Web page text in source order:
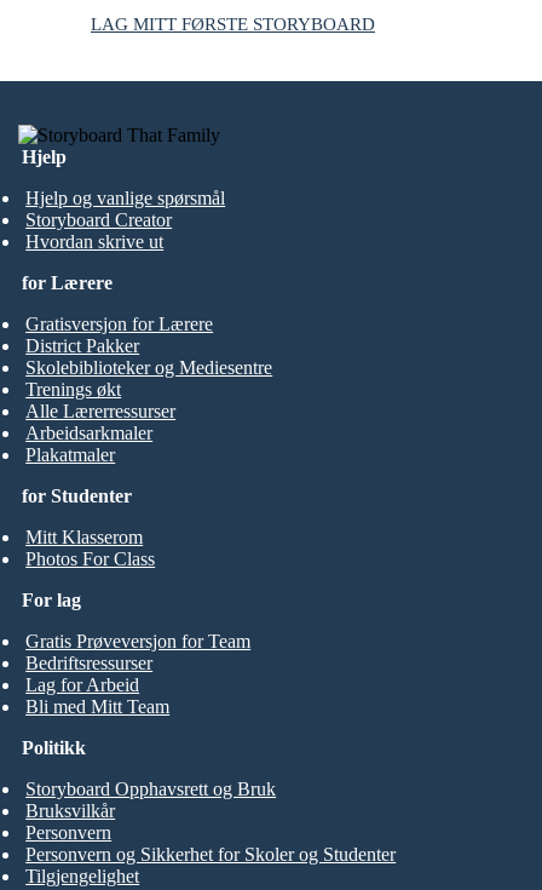
LAG MITT FØRSTE STORYBOARD
Hjelp
Hjelp og vanlige spørsmål
Storyboard Creator
Hvordan skrive ut
for Studenter
Mitt Klasserom
Photos For Class
for Lærere
Gratisversjon for Lærere
District Pakker
Skolebiblioteker og Mediesentre
Trenings økt
Alle Lærerressurser
Arbeidsarkmaler
Plakatmaler
For lag
Gratis Prøveversjon for Team
Bedriftsressurser
Lag for Arbeid
Bli med Mitt Team
Politikk
Storyboard Opphavsrett og Bruk
Bruksvilkår
Personvern
Personvern og Sikkerhet for Skoler og Studenter
Tilgjengelighet